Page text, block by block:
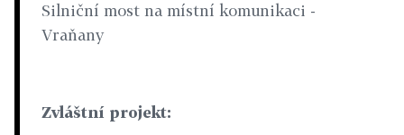
Silniční most na místní komunikaci -
Vraňany
Zvláštní projekt: